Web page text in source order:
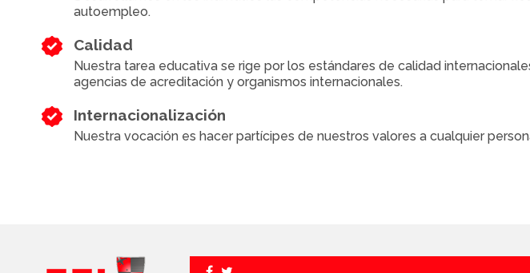
autoempleo.
Calidad
Nuestra tarea educativa se rige por los estándares de calidad
agencias de acreditación y organismos internacionales.
Internacionalización
Nuestra vocación es hacer partícipes de nuestros valores a cualquier